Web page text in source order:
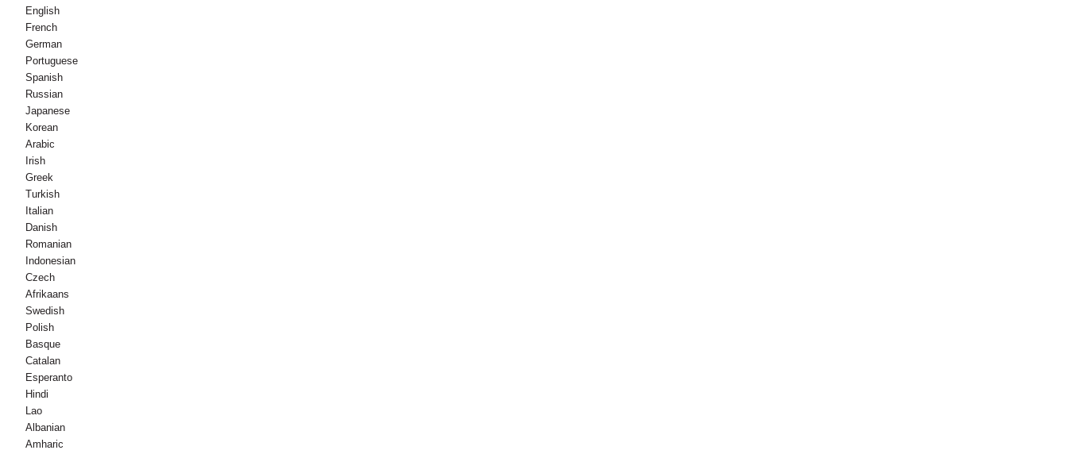
English
French
German
Portuguese
Spanish
Russian
Japanese
Korean
Arabic
Irish
Greek
Turkish
Italian
Danish
Romanian
Indonesian
Czech
Afrikaans
Swedish
Polish
Basque
Catalan
Esperanto
Hindi
Lao
Albanian
Amharic